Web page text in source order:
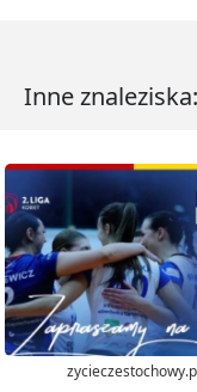
Inne znaleziska: